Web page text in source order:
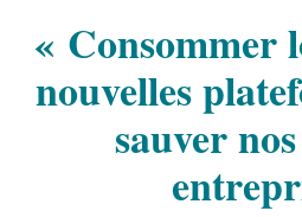
« Consommer
nouvelles
sauver